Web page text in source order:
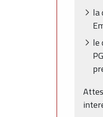
la
le